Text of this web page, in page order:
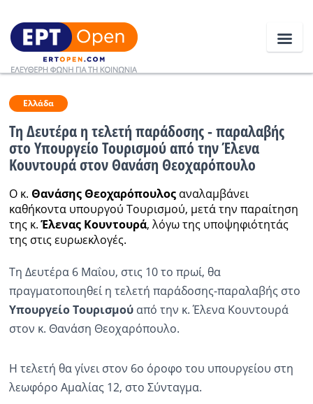
Ειδήσεις
Ελλάδα
Πολιτική
Οικονομία
Αθλητικά
Κόσμος
Εκπομπές
Ελλάδα
Τη Δευτέρα η τελετή παράδοσης - παραλαβής
στο Υπουργείο Τουρισμού από την Έλενα
Κουντουρά στον Θανάση Θεοχαρόπουλο
Ο κ. Θανάσης Θεοχαρόπουλοςαναλαμβάνει
καθήκοντα υπουργού Τουρισμού, μετά την παραίτηση
της κ.Έλενας Κουντουρά, λόγω της υποψηφιότητάς
της στις ευρωεκλογές.
Τη Δευτέρα 6 Μαΐου, στις 10 το πρωί, θα
πραγματοποιηθεί η τελετή παράδοσης-παραλαβής στο
Υπουργείο Τουρισμούαπό την κ. Έλενα Κουντουρά
στον κ. Θανάση Θεοχαρόπουλο.
Η τελετή θα γίνει στον 6ο όροφο του υπουργείου στη
λεωφόρο Αμαλίας 12, στο Σύνταγμα.